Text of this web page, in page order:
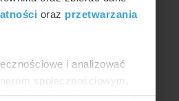
oraz przetwarzania
i analizować
społecznościowym,
od Ciebie lub
8200 zł
3200 zł